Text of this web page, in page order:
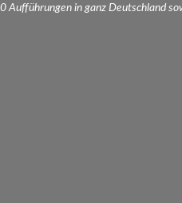
in ganz Deutschland